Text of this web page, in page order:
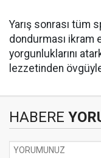
Yarış sonrası tüm
dondurması ikram
yorgunluklarını
lezzetinden
HABERE